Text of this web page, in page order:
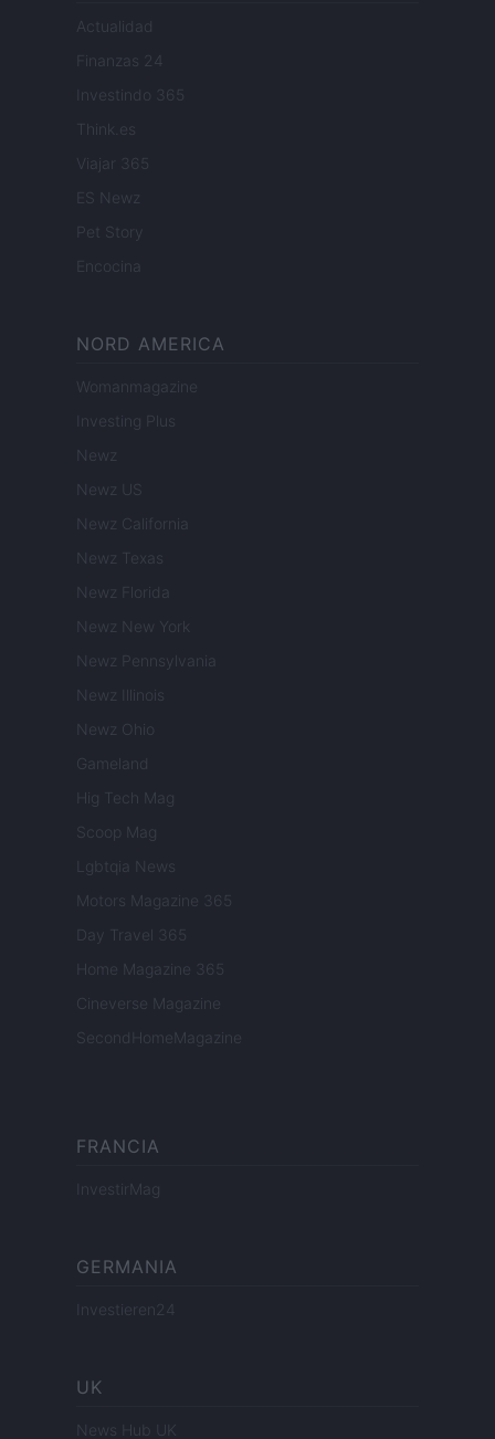
Actualidad
Finanzas 24
Investindo 365
Think.es
Viajar 365
ES Newz
Pet Story
Encocina
NORD AMERICA
Womanmagazine
Investing Plus
Newz
Newz US
Newz California
Newz Texas
Newz Florida
Newz New York
Newz Pennsylvania
Newz Illinois
Newz Ohio
Gameland
Hig Tech Mag
Scoop Mag
Lgbtqia News
Motors Magazine 365
Day Travel 365
Home Magazine 365
Cineverse Magazine
SecondHomeMagazine
FRANCIA
InvestirMag
GERMANIA
Investieren24
UK
News Hub UK